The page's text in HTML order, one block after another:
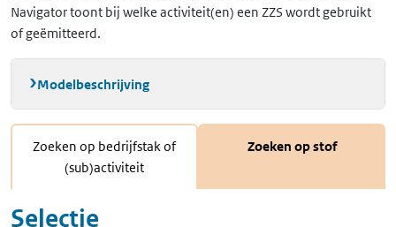
Navigator toont bij welke activiteit(en) een ZZS wordt gebruikt
of geëmitteerd.
Modelbeschrijving
Zoeken op bedrijfstak of
(sub)activiteit
Zoeken op stof
Selectie